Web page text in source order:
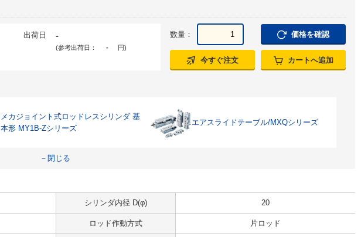
出荷日 -
(参考出荷日： - 円)
数量： 価格を確認
今すぐ注文 カートへ追加
メカジョイント式ロッドレスシリンダ 基
本形 MY1B-Zシリーズ
エアスライドテーブル/MXQシリーズ
－閉じる
シリンダ内径 D(φ) 20
ロッド作動方式 片ロッド